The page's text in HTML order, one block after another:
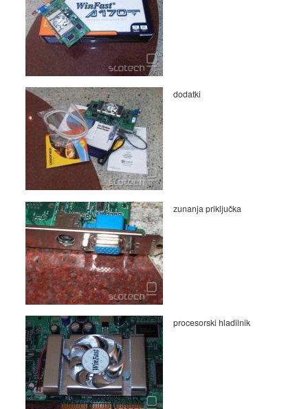
dodatki
zunanja priključka
procesorski hladilnik